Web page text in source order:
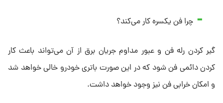
چرا فن یکسره کار می‌کند؟
گیر کردن رله فن و عبور مداوم جریان برق از آن می‌تواند باعث کار
کردن دائمی فن شود که در این صورت باتری خودرو خالی خواهد شد
و امکان خرابی فن نیز وجود خواهد داشت.